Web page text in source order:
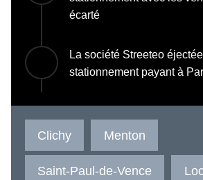
écarté
La société Streeteo
stationnement payant à
Clichy Menton
Saint-Paul-de-Vence